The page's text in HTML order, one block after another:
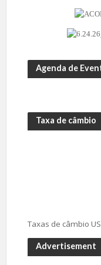
Agenda de
Taxa de câmbio
Taxas de câmbio
Advertisement